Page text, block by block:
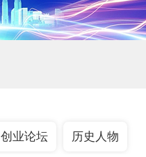
创业论坛 历史人物